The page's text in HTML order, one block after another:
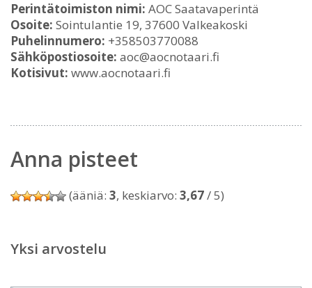
Perintätoimiston nimi: AOC Saatavaperintä
Osoite: Sointulantie 19, 37600 Valkeakoski
Puhelinnumero: +358503770088
Sähköpostiosoite: aoc@aocnotaari.fi
Kotisivut: www.aocnotaari.fi
Anna pisteet
(ääniä: 3, keskiarvo: 3,67/ 5)
Yksi arvostelu